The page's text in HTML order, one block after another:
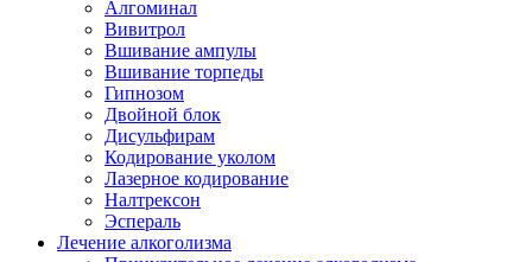
Алгоминал
Вивитрол
Вшивание ампулы
Вшивание торпеды
Гипнозом
Двойной блок
Дисульфирам
Кодирование уколом
Лазерное кодирование
Налтрексон
Эспераль
Лечение алкоголизма